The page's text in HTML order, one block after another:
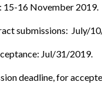
15-16 November 2019.
submissions: July/
Jul/31/2019.
deadline, for